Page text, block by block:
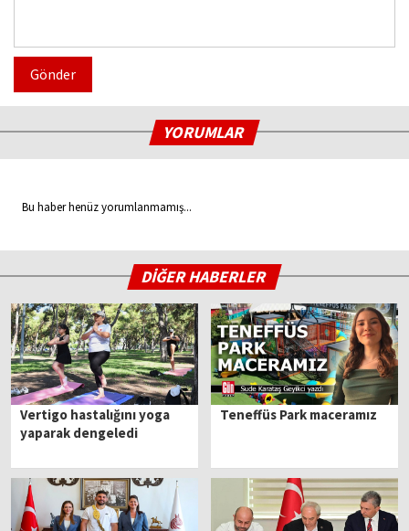
Gönder
YORUMLAR
Bu haber henüz yorumlanmamış...
DİĞER HABERLER
Vertigo hastalığını yoga
yaparak dengeledi
Teneffüs Park maceramız